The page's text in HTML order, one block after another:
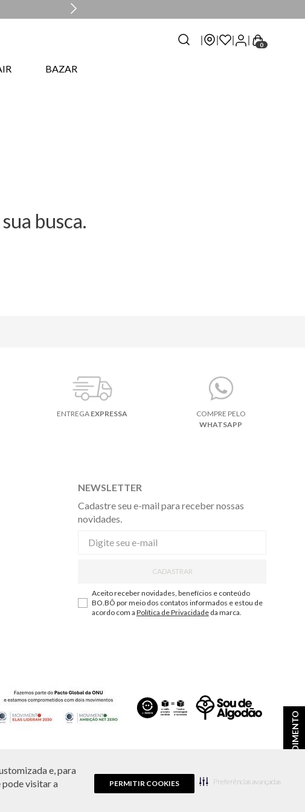
e, para
pode visitar a
PERMITIR COOKIES Preferências avançadas
ATENDIMENTO
0
BAZAR
busca.
ENTREGA EXPRESSA
COMPRE PELO
WHATSAPP
NEWSLETTER
Cadastre seu e-mail para receber nossas
novidades.
CADASTRAR
Aceito receber novidades, benefícios e conteúdo
BO.BÔ por meio dos contatos informados e estou de
acordo com a Política de Privacidadeda marca.
e disponibilidade de estoque a qualquer momento.